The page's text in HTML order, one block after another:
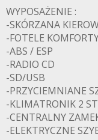
WYPOSAŻENIE :
-SKÓRZANA
-FOTELE
-ABS / ESP
-RADIO CD
-SD/USB
-PRZYCIEMNIANE
-KLIMATRONIK 2
-CENTRALNY
-ELEKTRYCZNE